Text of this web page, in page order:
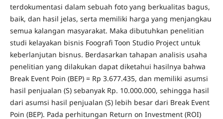
terdokumentasi dalam sebuah foto yang berkualitas bagus,
baik, dan hasil jelas, serta memiliki harga yang menjangkau
semua kalangan masyarakat. Maka dibutuhkan penelitian
studi kelayakan bisnis Foografi Toon Studio Project untuk
keberlanjutan bisnus. Berdasarkan tahapan analisis usaha
penelitian yang dilakukan dapat diketahui hasilnya bahwa
Break Event Poin (BEP) = Rp 3.677.435, dan memiliki asumsi
hasil penjualan (S) sebanyak Rp. 10.000.000, sehingga hasil
dari asumsi hasil penjualan (S) lebih besar dari Break Event
Poin (BEP). Pada perhitungan Return on Investment (ROI)